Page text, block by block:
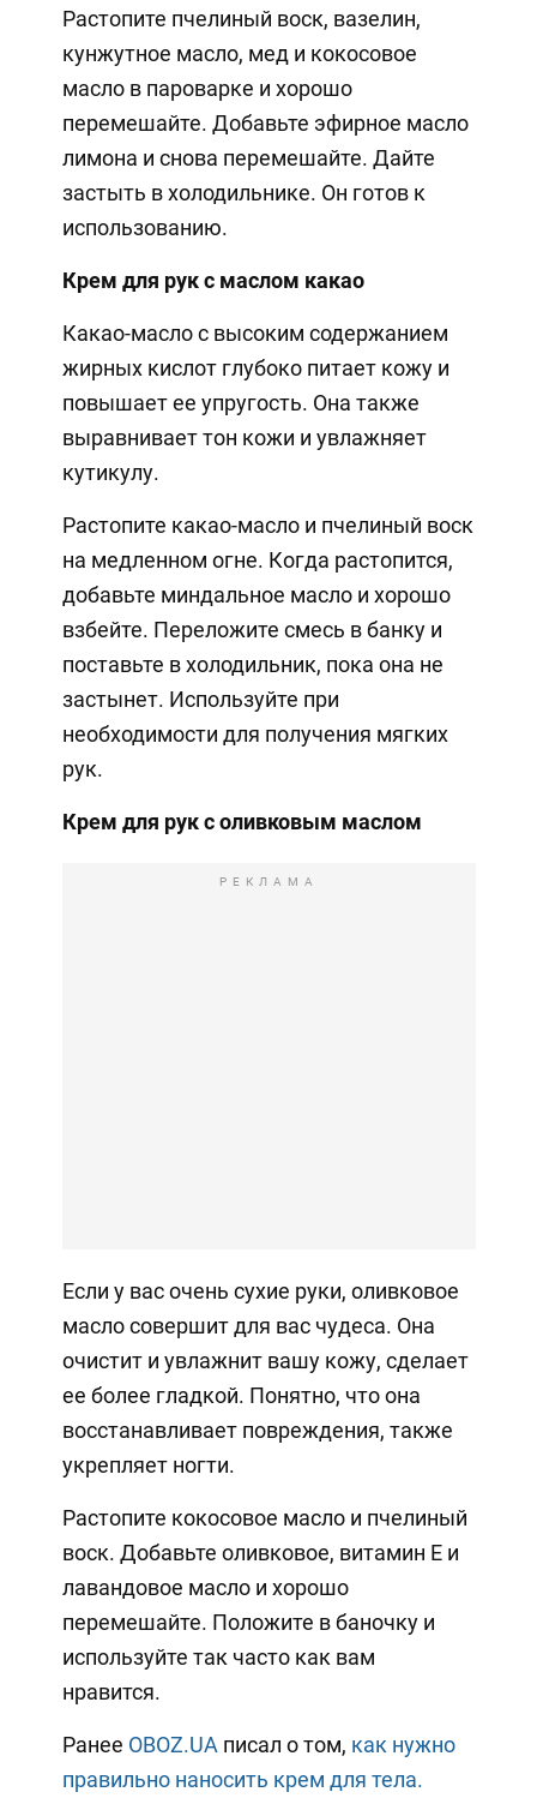
Растопите пчелиный воск, вазелин,
кунжутное масло, мед и кокосовое
масло в пароварке и хорошо
перемешайте. Добавьте эфирное масло
лимона и снова перемешайте. Дайте
застыть в холодильнике. Он готов к
использованию.
Крем для рук с маслом какао
Какао-масло с высоким содержанием
жирных кислот глубоко питает кожу и
повышает ее упругость. Она также
выравнивает тон кожи и увлажняет
кутикулу.
Растопите какао-масло и пчелиный воск
на медленном огне. Когда растопится,
добавьте миндальное масло и хорошо
взбейте. Переложите смесь в банку и
поставьте в холодильник, пока она не
застынет. Используйте при
необходимости для получения мягких
рук.
Крем для рук с оливковым маслом
РЕКЛАМА
Если у вас очень сухие руки, оливковое
масло совершит для вас чудеса. Она
очистит и увлажнит вашу кожу, сделает
ее более гладкой. Понятно, что она
восстанавливает повреждения, также
укрепляет ногти.
Растопите кокосовое масло и пчелиный
воск. Добавьте оливковое, витамин Е и
лавандовое масло и хорошо
перемешайте. Положите в баночку и
используйте так часто как вам
нравится.
Ранее OBOZ.UA писал о том, как нужно
правильно наносить крем для тела.